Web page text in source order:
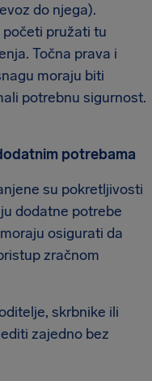
do njega).
pružati tu
Točna prava i
moraju biti
potrebnu sigurnost.
potrebama
su pokretljivosti
dodatne potrebe
osigurati da
zračnom
skrbnike ili
zajedno bez